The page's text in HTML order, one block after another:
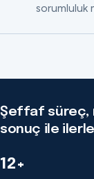
sorumluluk
Şeffaf süreç,
sonuç ile
12+